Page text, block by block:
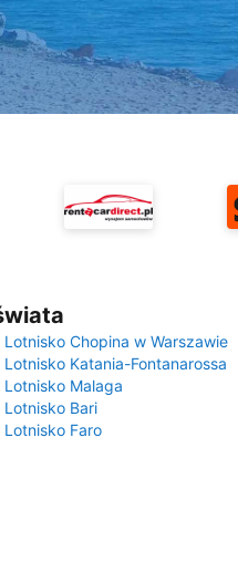
Lotnisko Chopina w Warszawie
Lotnisko Katania-Fontanarossa
Lotnisko Malaga
Lotnisko Bari
Lotnisko Faro